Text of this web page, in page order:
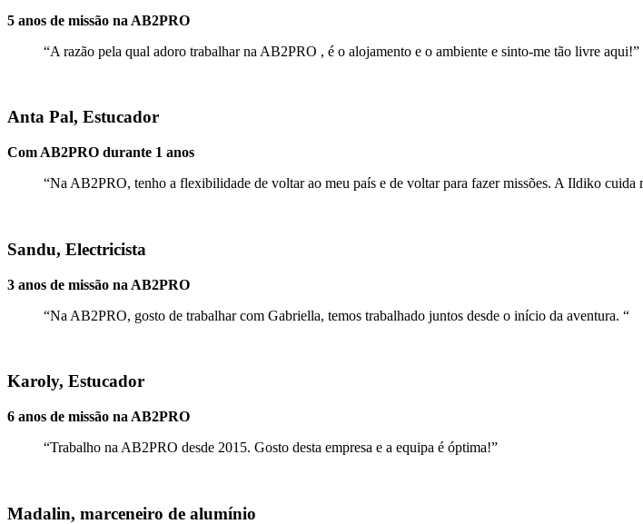
5 anos de missão na AB2PRO
“A razão pela qual adoro trabalhar na AB2PRO , é o alojamento e o ambiente e sinto-me tão livre aqui!”
Anta Pal, Estucador
Com AB2PRO durante 1 anos
“Na AB2PRO, tenho a flexibilidade de voltar ao meu país e de voltar para fazer missões. A Ildiko cuida
Sandu, Electricista
3 anos de missão na AB2PRO
“Na AB2PRO, gosto de trabalhar com Gabriella, temos trabalhado juntos desde o início da aventura. “
Karoly, Estucador
6 anos de missão na AB2PRO
“Trabalho na AB2PRO desde 2015. Gosto desta empresa e a equipa é óptima!”
Madalin, marceneiro de alumínio